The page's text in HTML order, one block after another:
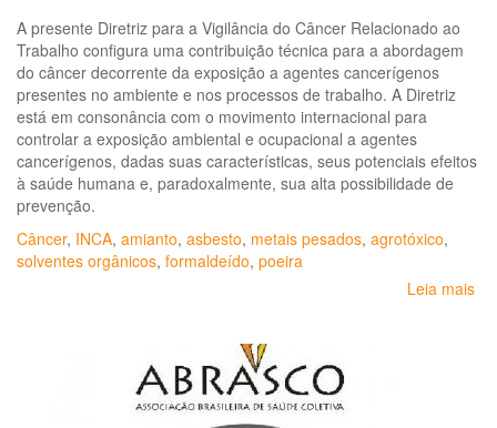
A presente Diretriz para a Vigilância do Câncer Relacionado ao
Trabalho configura uma contribuição técnica para a abordagem
do câncer decorrente da exposição a agentes cancerígenos
presentes no ambiente e nos processos de trabalho. A Diretriz
está em consonância com o movimento internacional para
controlar a exposição ambiental e ocupacional a agentes
cancerígenos, dadas suas características, seus potenciais efeitos
à saúde humana e, paradoxalmente, sua alta possibilidade de
prevenção.
Câncer, INCA, amianto, asbesto, metais pesados, agrotóxico,
solventes orgânicos, formaldeído, poeira
Leia mais